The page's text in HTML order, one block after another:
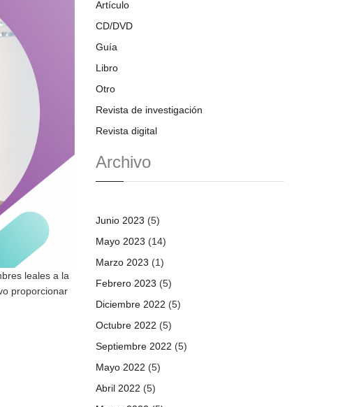
leales a la
proporcionar
Artículo
CD/DVD
Guía
Libro
Otro
Revista de investigación
Revista digital
Archivo
Junio 2023 (5)
Mayo 2023 (14)
Marzo 2023 (1)
Febrero 2023 (5)
Diciembre 2022 (5)
Octubre 2022 (5)
Septiembre 2022 (5)
Mayo 2022 (5)
Abril 2022 (5)